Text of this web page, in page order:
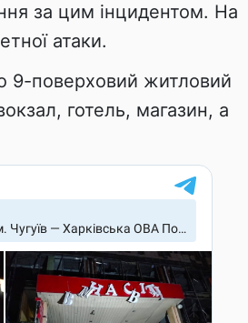
за цим інцидентом. На
атаки.
9-поверховий житловий
готель, магазин, а